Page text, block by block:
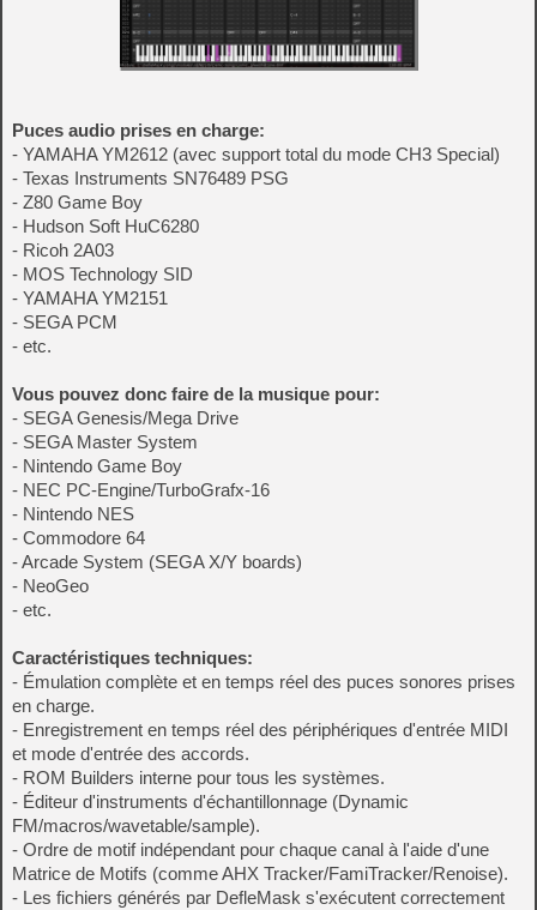
Puces audio prises en charge:
- YAMAHA YM2612 (avec support total du mode CH3 Special)
- Texas Instruments SN76489 PSG
- Z80 Game Boy
- Hudson Soft HuC6280
- Ricoh 2A03
- MOS Technology SID
- YAMAHA YM2151
- SEGA PCM
- etc.
Vous pouvez donc faire de la musique pour:
- SEGA Genesis/Mega Drive
- SEGA Master System
- Nintendo Game Boy
- NEC PC-Engine/TurboGrafx-16
- Nintendo NES
- Commodore 64
- Arcade System (SEGA X/Y boards)
- NeoGeo
- etc.
Caractéristiques techniques:
- Émulation complète et en temps réel des puces sonores prises
en charge.
- Enregistrement en temps réel des périphériques d'entrée MIDI
et mode d'entrée des accords.
- ROM Builders interne pour tous les systèmes.
- Éditeur d'instruments d'échantillonnage (Dynamic
FM/macros/wavetable/sample).
- Ordre de motif indépendant pour chaque canal à l'aide d'une
Matrice de Motifs (comme AHX Tracker/FamiTracker/Renoise).
- Les fichiers générés par DefleMask s'exécutent correctement